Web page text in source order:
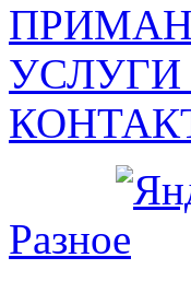
Разное